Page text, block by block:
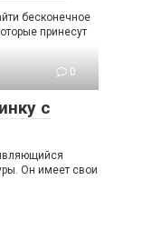
бесконечное
принесут
0
с
Он имеет свои